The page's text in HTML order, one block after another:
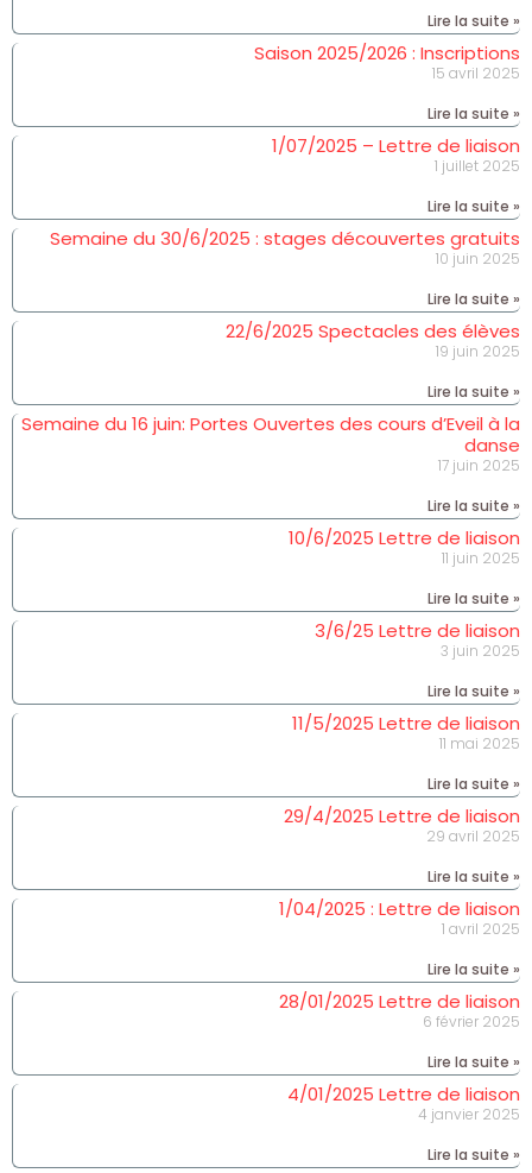
Lire la suite »
Saison 2025/2026 : Inscriptions
15 avril 2025
Lire la suite »
1/07/2025 – Lettre de liaison
1 juillet 2025
Lire la suite »
Semaine du 30/6/2025 : stages découvertes gratuits
10 juin 2025
Lire la suite »
22/6/2025 Spectacles des élèves
19 juin 2025
Lire la suite »
Semaine du 16 juin: Portes Ouvertes des cours d’Eveil à la
danse
17 juin 2025
Lire la suite »
10/6/2025 Lettre de liaison
11 juin 2025
Lire la suite »
3/6/25 Lettre de liaison
3 juin 2025
Lire la suite »
11/5/2025 Lettre de liaison
11 mai 2025
Lire la suite »
29/4/2025 Lettre de liaison
29 avril 2025
Lire la suite »
1/04/2025 : Lettre de liaison
1 avril 2025
Lire la suite »
28/01/2025 Lettre de liaison
6 février 2025
Lire la suite »
4/01/2025 Lettre de liaison
4 janvier 2025
Lire la suite »